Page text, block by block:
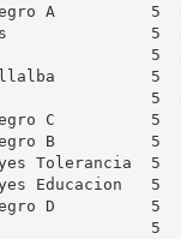
Negro A
5
Villalba
5
Negro C
Negro B
Tolerancia
Educacion
Negro D